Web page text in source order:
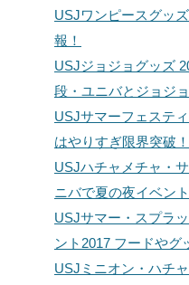
USJワンピースグッ
報！
USJジョジョグッズ
段・ユニバとジョジ
USJサマーフェステ
はやりすぎ限界突破！
USJハチャメチャ・
ニバで夏の夜イベン
USJサマー・スプラ
ント2017 フードやグ
USJミニオン・ハチ